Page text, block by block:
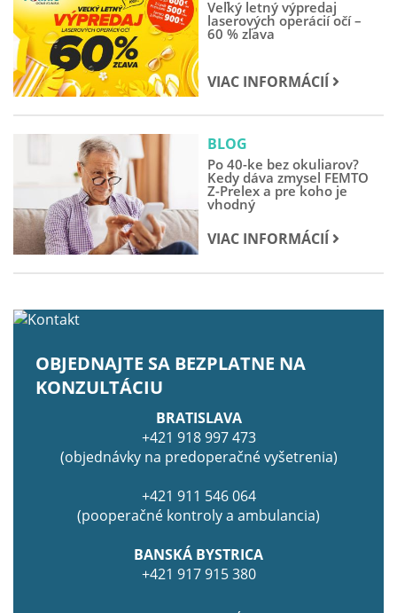
Veľký letný výpredaj
laserových operácií očí –
60 % zľava
VIAC INFORMÁCIÍ
BLOG
Po 40-ke bez okuliarov?
Kedy dáva zmysel FEMTO
Z-Prelex a pre koho je
vhodný
VIAC INFORMÁCIÍ
OBJEDNAJTE SA BEZPLATNE NA
KONZULTÁCIU
BRATISLAVA
+421 918 997 473
(objednávky na predoperačné vyšetrenia)
+421 911 546 064
(pooperačné kontroly a ambulancia)
BANSKÁ BYSTRICA
+421 917 915 380